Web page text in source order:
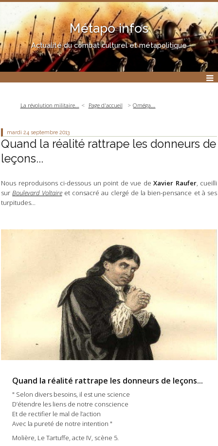
Métapo infos
Actualité du combat culturel et métapolitique
La révolution militaire... Page d'accueil Oméga...
mardi 24 septembre 2013
Quand la réalité rattrape les donneurs de
leçons...
Nous reproduisons ci-dessous un point de vue de Xavier Raufer, cueilli
sur Boulevard Voltaireet consacré au clergé de la bien-pensance et à ses
turpitudes...
Quand la réalité rattrape les donneurs de leçons...
" Selon divers besoins, il est une science
D’étendre les liens de notre conscience
Et de rectifier le mal de l’action
Avec la pureté de notre intention "
Molière, Le Tartuffe, acte IV, scène 5.